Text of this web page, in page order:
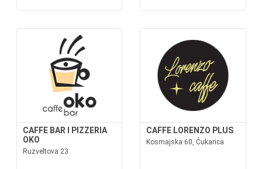
CAFFE BAR I PIZZERIA
OKO
Ruzveltova 23
CAFFE LORENZO PLUS
Kosmajska 60, Čukarica